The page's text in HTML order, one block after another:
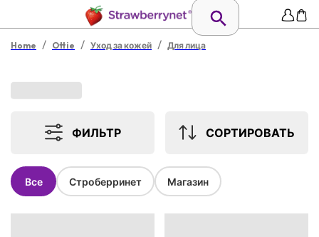
Home / Ottie / Уход за кожей / Для лица
ФИЛЬТР СОРТИРОВАТЬ
Все Строберринет Магазин